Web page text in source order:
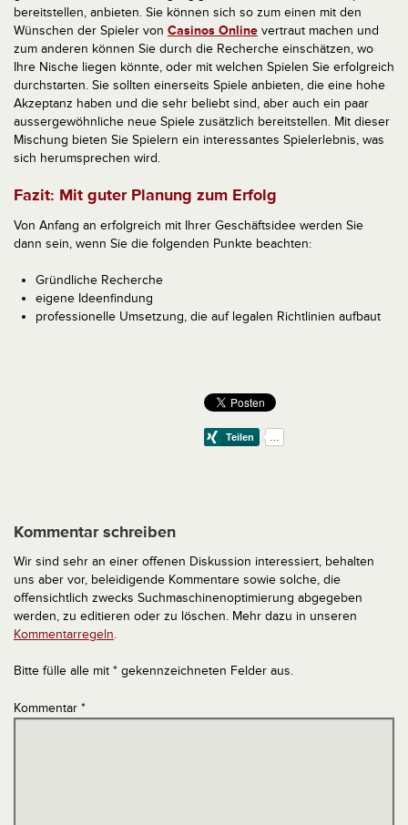
bereitstellen, anbieten. Sie können sich so zum einen mit den
Wünschen der Spieler von Casinos Online vertraut machen und
zum anderen können Sie durch die Recherche einschätzen, wo
Ihre Nische liegen könnte, oder mit welchen Spielen Sie erfolgreich
durchstarten. Sie sollten einerseits Spiele anbieten, die eine hohe
Akzeptanz haben und die sehr beliebt sind, aber auch ein paar
aussergewöhnliche neue Spiele zusätzlich bereitstellen. Mit dieser
Mischung bieten Sie Spielern ein interessantes Spielerlebnis, was
sich herumsprechen wird.
Fazit: Mit guter Planung zum Erfolg
Von Anfang an erfolgreich mit Ihrer Geschäftsidee werden Sie
dann sein, wenn Sie die folgenden Punkte beachten:
Gründliche Recherche
eigene Ideenfindung
professionelle Umsetzung, die auf legalen Richtlinien aufbaut
Kommentar schreiben
Wir sind sehr an einer offenen Diskussion interessiert, behalten
uns aber vor, beleidigende Kommentare sowie solche, die
offensichtlich zwecks Suchmaschinenoptimierung abgegeben
werden, zu editieren oder zu löschen. Mehr dazu in unseren
Kommentarregeln.
Bitte fülle alle mit * gekennzeichneten Felder aus.
Kommentar *